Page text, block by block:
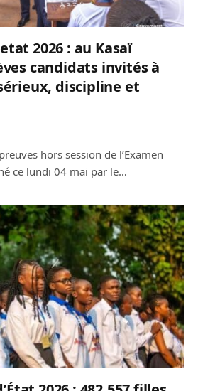
2026 : au Kasaï
candidats invités à
discipline et
hors session de l’Examen
ce lundi 04 mai par le…